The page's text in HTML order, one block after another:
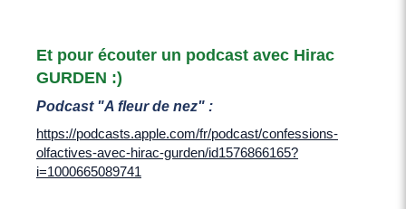
Et pour écouter un podcast avec Hirac
GURDEN :)
Podcast "A fleur de nez" :
https://podcasts.apple.com/fr/podcast/confessions-
olfactives-avec-hirac-gurden/id1576866165?
i=1000665089741